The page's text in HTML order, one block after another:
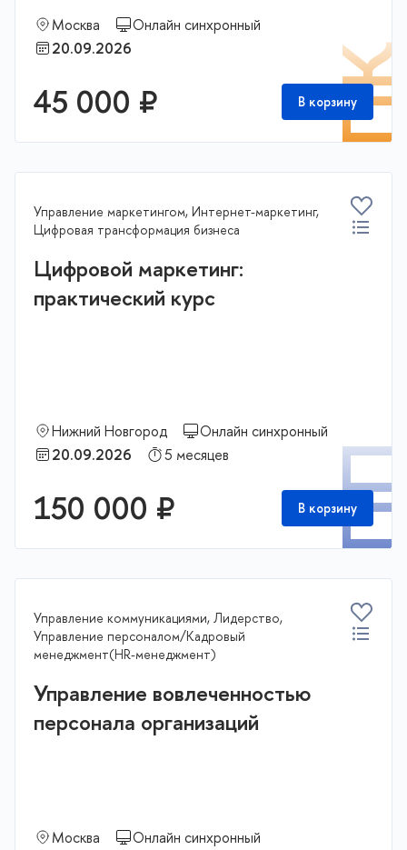
Москва
Онлайн синхронный
20.09.2026
45 000 ₽ В корзину
Управление маркетингом, Интернет-маркетинг,
Цифровая трансформация бизнеса
Цифровой маркетинг:
практический курс
Нижний Новгород
Онлайн синхронный
20.09.2026
5 месяцев
150 000 ₽ В корзину
Управление коммуникациями, Лидерство,
Управление персоналом/Кадровый
менеджмент(HR-менеджмент)
Управление вовлеченностью
персонала организаций
Москва
Онлайн синхронный